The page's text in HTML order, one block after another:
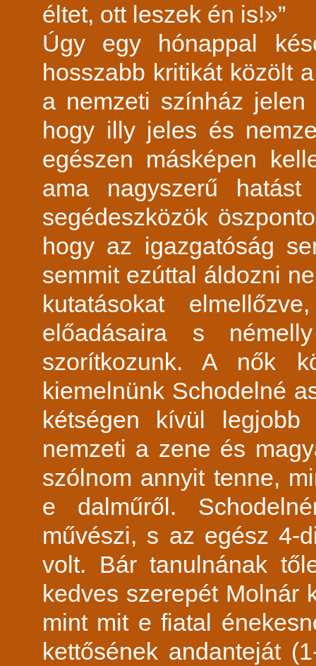
éltet, ott leszek én is!»”
Úgy egy hónappal
hosszabb kritikát közölt
a nemzeti színház jelen
hogy illy jeles és
egészen másképen
ama nagyszerű
segédeszközök
hogy az igazgatóság
semmit ezúttal áldozni
kutatásokat
előadásaira s
szorítkozunk. A nők
kiemelnünk Schodelné
kétségen kívül
nemzeti a zene és
szólnom annyit tenne,
e dalműről.
művészi, s az egész 4-
volt. Bár tanulnának
kedves szerepét Molnár
mint mit e fiatal
kettősének andanteját